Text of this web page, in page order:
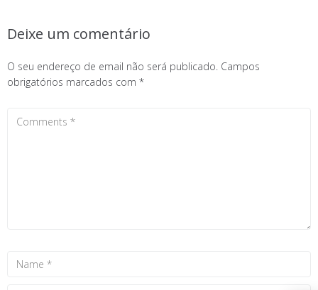
Deixe um comentário
O seu endereço de email não será publicado. Campos
obrigatórios marcados com *